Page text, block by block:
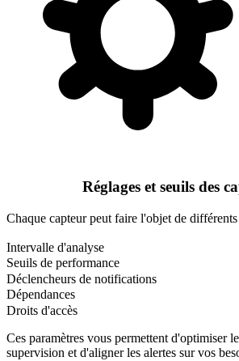
Réglages et seuils des
Chaque capteur peut faire l'objet de différents
Intervalle d'analyse
Seuils de performance
Déclencheurs de notifications
Dépendances
Droits d'accès
Ces paramètres vous permettent d'optimiser
supervision et d'aligner les alertes sur vos